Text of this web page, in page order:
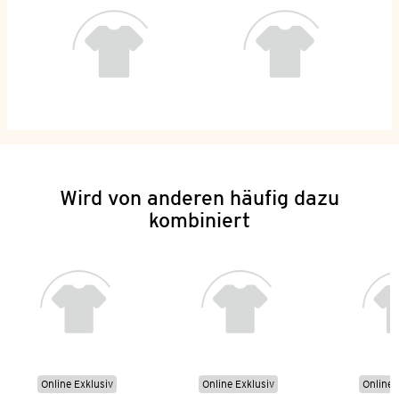
Wird von anderen häufig dazu
kombiniert
Online Exklusiv
Online Exklusiv
Online